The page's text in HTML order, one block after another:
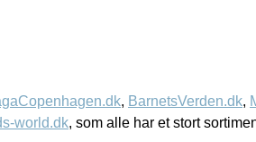
, BarnetsVerden.dk,
world.dk, som alle har et stort